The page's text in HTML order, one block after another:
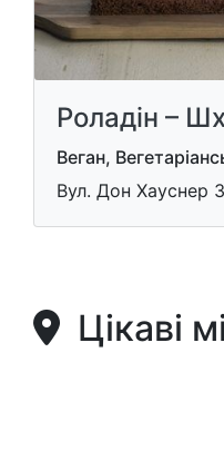
Роладін –
Веган,
Вул. Дон Хауснер
Цікаві